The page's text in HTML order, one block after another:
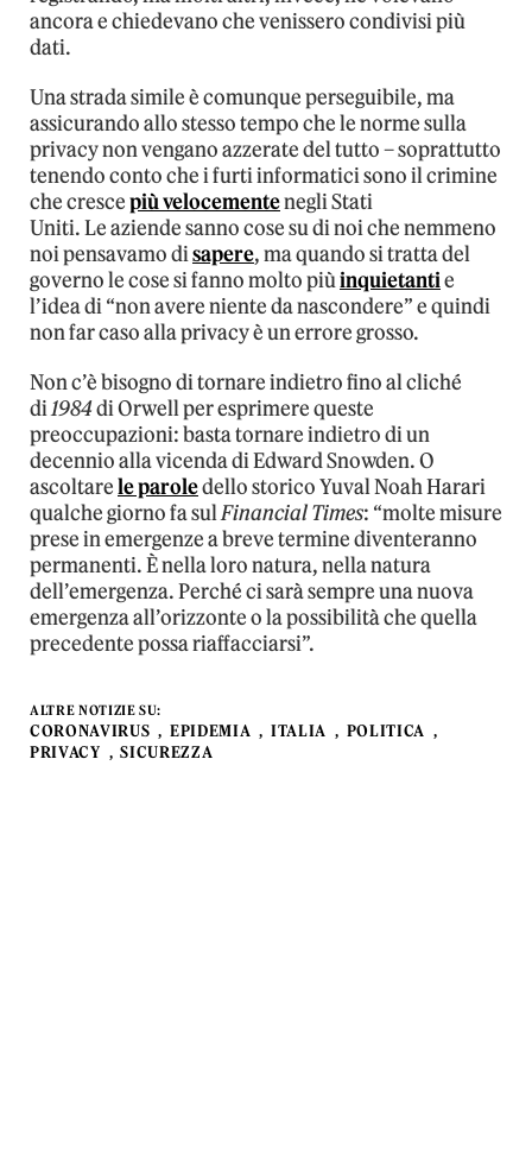
ancora e chiedevano che venissero condivisi più
dati.
Una strada simile è comunque perseguibile, ma
assicurando allo stesso tempo che le norme sulla
privacy non vengano azzerate del tutto – soprattutto
tenendo conto che i furti informatici sono il crimine
che crescepiù velocementenegli Stati
Uniti.Leaziende sanno cose su di noi che nemmeno
noi pensavamo disapere, ma quando si tratta del
governo le cose si fanno molto piùinquietantie
l’idea di “non avere niente da nascondere” e quindi
non far caso alla privacy è un errore grosso.
Non c’è bisogno di tornare indietro fino al cliché
di1984di Orwell per esprimere queste
preoccupazioni: basta tornare indietro di un
decennio alla vicenda di Edward Snowden. O
ascoltarele paroledello storico Yuval Noah Harari
qualche giorno fa sulFinancial Times: “molte misure
prese in emergenze a breve termine diventeranno
permanenti. È nella loro natura, nella natura
dell’emergenza. Perché ci sarà sempre una nuova
emergenza all’orizzonte o la possibilità che quella
precedente possa riaffacciarsi”.
ALTRE NOTIZIE SU:
CORONAVIRUS EPIDEMIA ITALIA
POLITICA
PRIVACY
SICUREZZA